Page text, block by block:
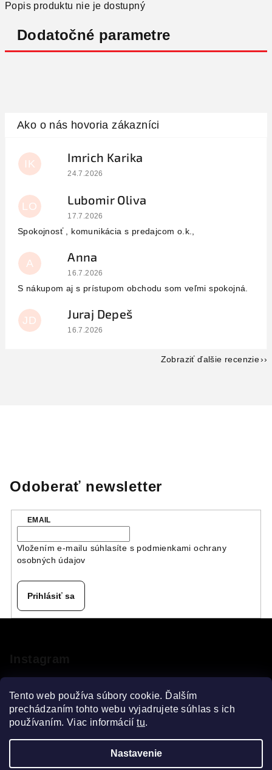
Tento web používa súbory cookie. Ďalším
prechádzaním tohto webu vyjadrujete súhlas s ich
používaním. Viac informáciítu.
Nastavenie
Popis produktu nie je dostupný
Dodatočné parametre
IK Imrich Karika
Hodnotenie obchodu je 5 z 5 hviezdičiek.
24.7.2026
LO Lubomir Oliva
Hodnotenie obchodu je 5 z 5 hviezdičiek.
17.7.2026
Spokojnosť , komunikácia s predajcom o.k.,
A Anna
Hodnotenie obchodu je 5 z 5 hviezdičiek.
16.7.2026
S nákupom aj s prístupom obchodu som veľmi spokojná.
JD Juraj Depeš
Hodnotenie obchodu je 5 z 5 hviezdičiek.
16.7.2026
Zobraziť ďalšie recenzie
Odoberať newsletter
EMAIL
Vložením e-mailu súhlasíte s podmienkami ochrany
osobných údajov
Prihlásiť sa
ä
Sledovať na Instagrame